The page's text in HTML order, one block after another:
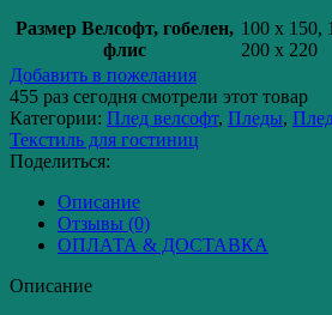
Размер Велсофт, гобелен,
флис
100 x 150,
200 x 220
Добавить в пожелания
455 раз сегодня смотрели этот товар
Категории: Плед велсофт, Пледы,
Текстиль для гостиниц
Поделиться:
Описание
Отзывы (0)
ОПЛАТА & ДОСТАВКА
Описание